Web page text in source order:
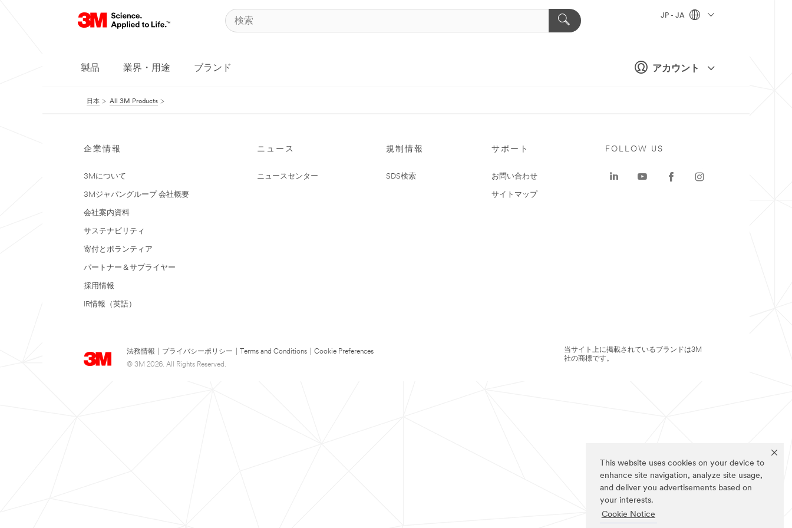
This website uses cookies on your device to
enhance site navigation, analyze site usage,
and deliver you advertisements based on
your interests.
Cookie Notice
アカウント
JP - JA
製品 業界・用途 ブランド
日本 All 3M Products
企業情報
3Mについて
3Mジャパングループ 会社概要
会社案内資料
サステナビリティ
寄付とボランティア
パートナー＆サプライヤー
採用情報
IR情報（英語）
ニュース
ニュースセンター
規制情報
SDS検索
サポート
お問い合わせ
サイトマップ
法務情報 プライバシーポリシー Terms and Conditions
Cookie Preferences
© 3M 2026. All Rights Reserved.
FOLLOW US
当サイト上に掲載されているブランドは3M
社の商標です。